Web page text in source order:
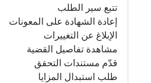
تتبع سير الطلب
إعادة الشهادة على المعونات
الإبلاغ عن التغييرات
مشاهدة تفاصيل القضية
قدّم مستندات التحقق
طلب استبدال المزايا